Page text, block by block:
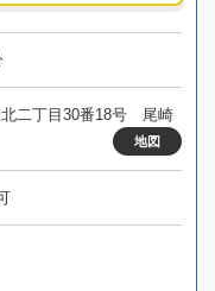
北二丁目30番18号 尾崎
地図